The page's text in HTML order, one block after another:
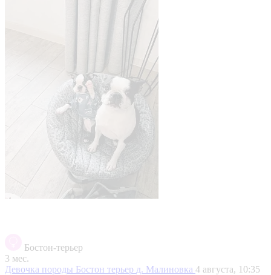
Бостон-терьер
3 мес.
Девочка породы Бостон терьер д. Малиновка 4 августа, 10:35